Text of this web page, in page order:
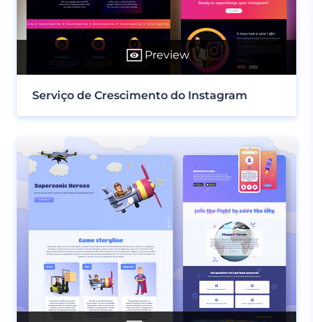
Preview
Serviço de Crescimento do Instagram